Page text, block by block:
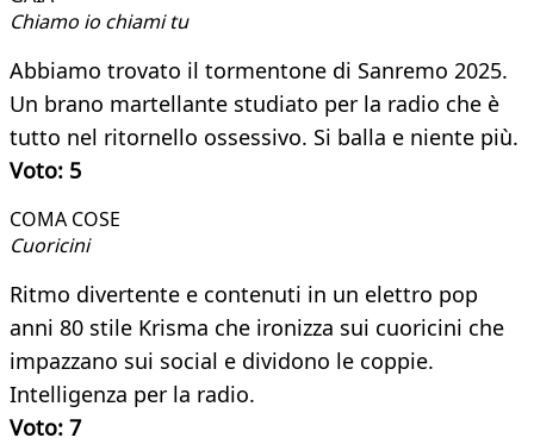
Chiamo io chiami tu
Abbiamo trovato il tormentone di Sanremo 2025.
Un brano martellante studiato per la radio che è
tutto nel ritornello ossessivo. Si balla e niente più.
Voto: 5
COMA COSE
Cuoricini
Ritmo divertente e contenuti in un elettro pop
anni 80 stile Krisma che ironizza sui cuoricini che
impazzano sui social e dividono le coppie.
Intelligenza per la radio.
Voto: 7